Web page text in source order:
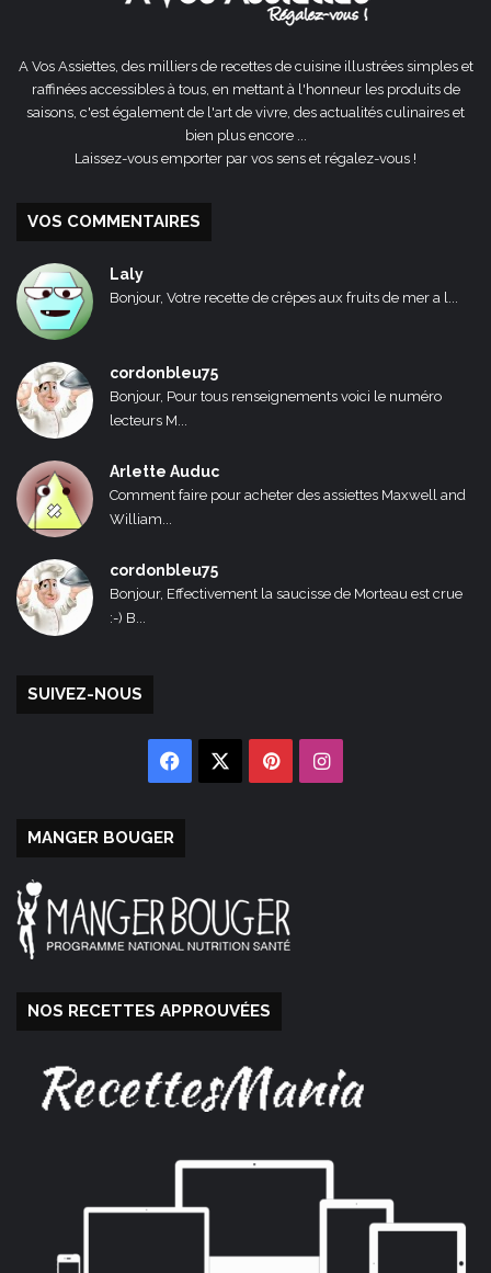
A Vos Assiettes, des milliers de recettes de cuisine illustrées simples et
raffinées accessibles à tous, en mettant à l'honneur les produits de
saisons, c'est également de l'art de vivre, des actualités culinaires et
bien plus encore ...
Laissez-vous emporter par vos sens et régalez-vous !
VOS COMMENTAIRES
Laly
Bonjour, Votre recette de crêpes aux fruits de mer a l...
cordonbleu75
Bonjour, Pour tous renseignements voici le numéro
lecteurs M...
Arlette Auduc
Comment faire pour acheter des assiettes Maxwell and
William...
cordonbleu75
Bonjour, Effectivement la saucisse de Morteau est crue
:-) B...
SUIVEZ-NOUS
Facebook PinterestInstagram
MANGER BOUGER
NOS RECETTES APPROUVÉES